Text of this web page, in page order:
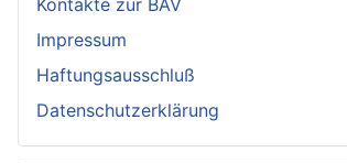
Impressum
Haftungsausschluß
Datenschutzerklärung